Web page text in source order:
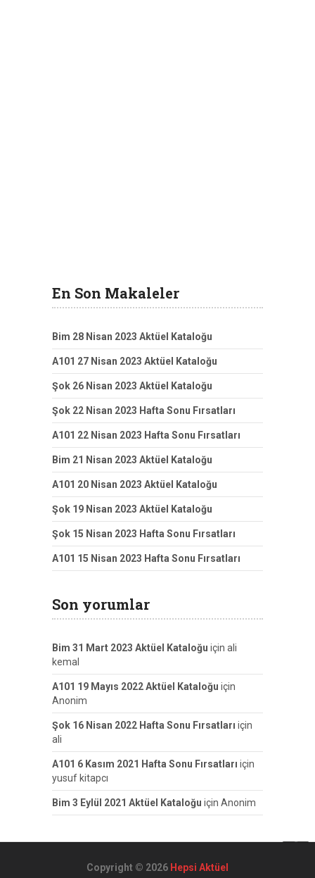
En Son Makaleler
Bim 28 Nisan 2023 Aktüel Kataloğu
A101 27 Nisan 2023 Aktüel Kataloğu
Şok 26 Nisan 2023 Aktüel Kataloğu
Şok 22 Nisan 2023 Hafta Sonu Fırsatları
A101 22 Nisan 2023 Hafta Sonu Fırsatları
Bim 21 Nisan 2023 Aktüel Kataloğu
A101 20 Nisan 2023 Aktüel Kataloğu
Şok 19 Nisan 2023 Aktüel Kataloğu
Şok 15 Nisan 2023 Hafta Sonu Fırsatları
A101 15 Nisan 2023 Hafta Sonu Fırsatları
Son yorumlar
Bim 31 Mart 2023 Aktüel Kataloğu için ali
kemal
A101 19 Mayıs 2022 Aktüel Kataloğu için
Anonim
Şok 16 Nisan 2022 Hafta Sonu Fırsatları için
ali
A101 6 Kasım 2021 Hafta Sonu Fırsatları için
yusuf kitapcı
Bim 3 Eylül 2021 Aktüel Kataloğu için Anonim
Copyright © 2026 Hepsi Aktüel